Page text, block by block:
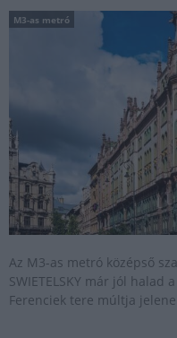
M3-as metró
Az M3-as metró középső
SWIETELSKY már jól
Ferenciek tere múltja